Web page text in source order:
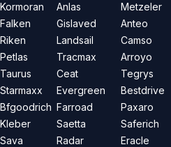
Kormoran
Falken
Riken
Petlas
Taurus
Starmaxx
Bfgoodrich
Kleber
Sava
Anlas
Gislaved
Landsail
Tracmax
Ceat
Evergreen
Farroad
Saetta
Radar
Metzeler
Anteo
Camso
Arroyo
Tegrys
Bestdrive
Paxaro
Saferich
Eracle